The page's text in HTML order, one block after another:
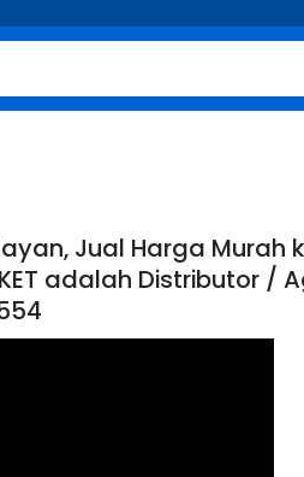
Jual Harga Murah
adalah Distributor /